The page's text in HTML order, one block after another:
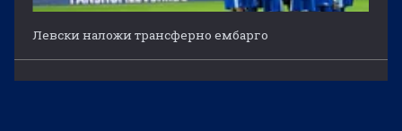
Левски наложи трансферно ембарго